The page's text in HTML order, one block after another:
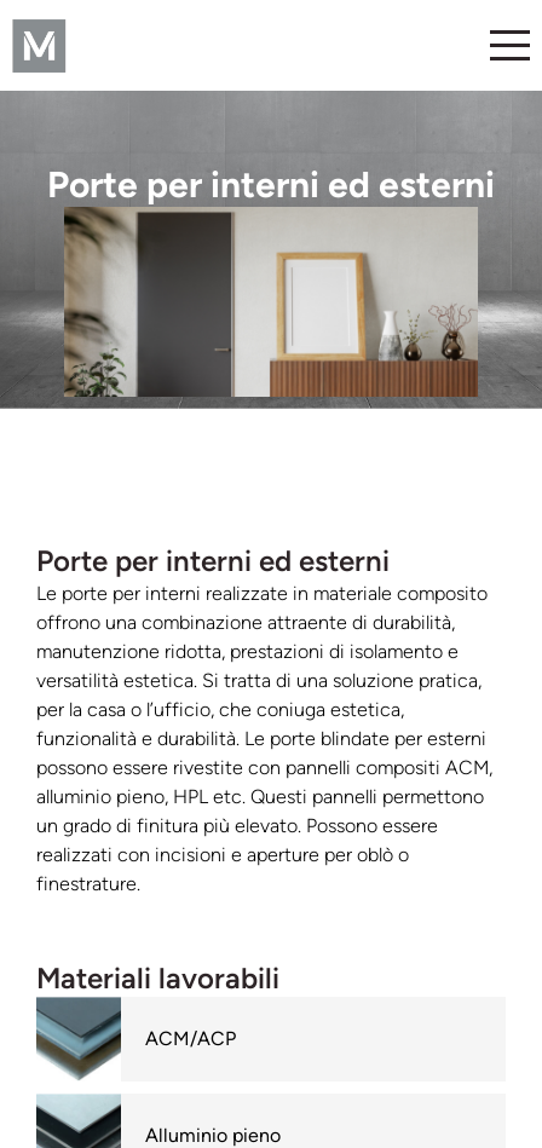
Porte per interni ed esterni
Porte per interni ed esterni
Le porte per interni realizzate in materiale composito
offrono una combinazione attraente di durabilità,
manutenzione ridotta, prestazioni di isolamento e
versatilità estetica. Si tratta di una soluzione pratica,
per la casa o l’ufficio, che coniuga estetica,
funzionalità e durabilità. Le porte blindate per esterni
possono essere rivestite con pannelli compositi ACM,
alluminio pieno, HPL etc. Questi pannelli permettono
un grado di finitura più elevato. Possono essere
realizzati con incisioni e aperture per oblò o
finestrature.
Materiali lavorabili
ACM/ACP
Alluminio pieno